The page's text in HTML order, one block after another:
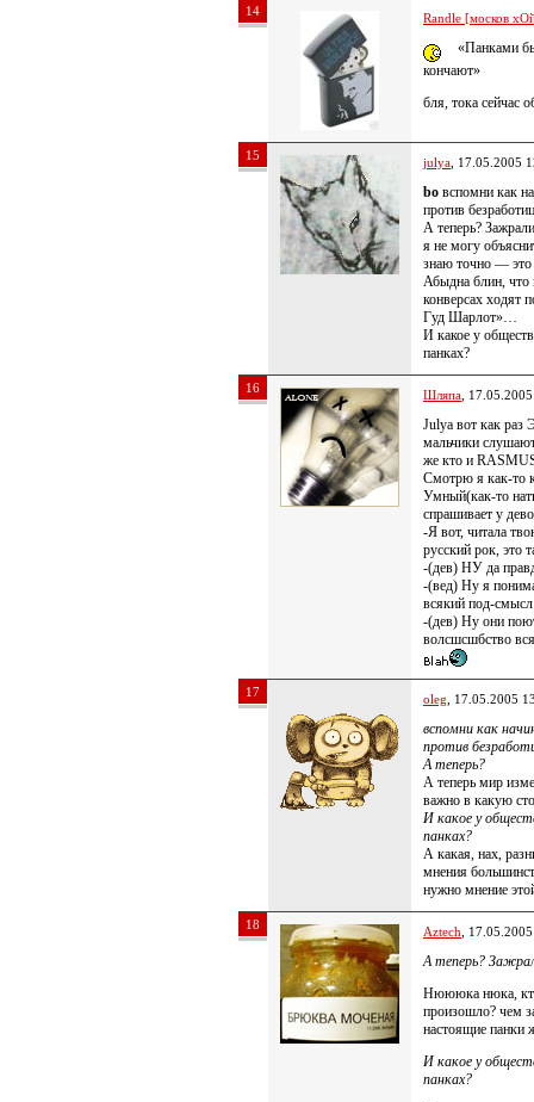
14 Randle [москов
«Панками
кончают»
бля, тока сейчас
15 julya , 17.05.2005
bo вспомни как
против
А теперь?
я не могу
знаю точно — это
Абыдна блин, что
конверсах ходят
Гуд Шарлот»…
И какое у
панках?
16 Шляпа ,
Julya вот как раз
мальчики
же кто и
Смотрю я как-то
Умный(как-то
спрашивает у
-Я вот, читала
русский рок, это
-(дев) НУ да
-(вед) Ну я
всякий под-
-(дев) Ну они
волсшсшбство
17 oleg , 17.05.2005
вспомни как
против
А теперь?
А теперь мир
важно в какую
И какое у
панках?
А какая, нах,
мнения
нужно мнение
18 Aztech ,
А теперь?
Нюююка нюка,
произошло? чем
настоящие панки
И какое у
панках?